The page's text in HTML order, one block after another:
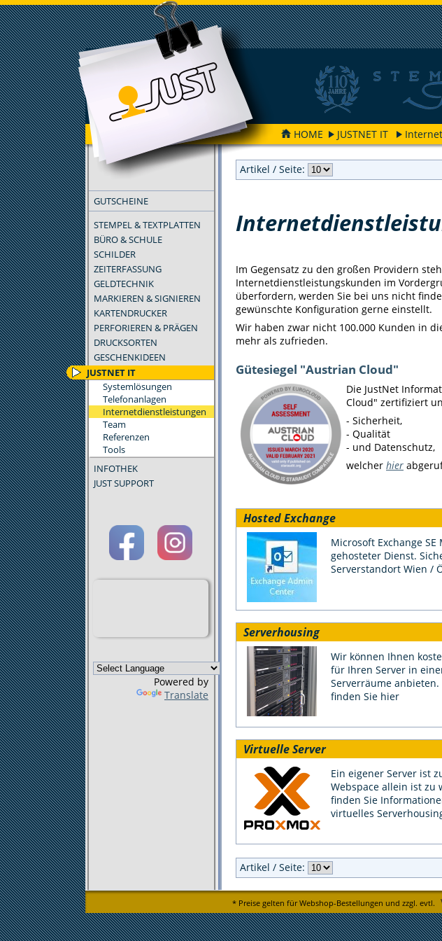
HOME JUSTNET IT
GUTSCHEINE
STEMPEL & TEXTPLATTEN
BÜRO & SCHULE
SCHILDER
ZEITERFASSUNG
GELDTECHNIK
MARKIEREN & SIGNIEREN
KARTENDRUCKER
PERFORIEREN & PRÄGEN
DRUCKSORTEN
GESCHENKIDEEN
JUSTNET IT
Systemlösungen
Telefonanlagen
Internetdienstleistungen
Team
Referenzen
Tools
INFOTHEK
JUST SUPPORT
Powered by
Translate
FILTER Artikel / Seite:
Im Gegensatz zu den großen Providern
Internetdienstleistungskunden im
überfordern, werden Sie bei uns nicht
gewünschte Konfiguration gerne einstellt.
Wir haben zwar nicht 100.000 Kunden in
mehr als zufrieden.
Gütesiegel "Austrian Cloud"
Die JustNet
Cloud" zertifiziert
- Sicherheit,
- Qualität
- und Datenschutz,
welcher hier
Hosted Exchange
Microsoft Exchange SE
gehosteter Dienst.
Serverstandort Wien /
Serverhousing
Wir können Ihnen
für Ihren Server in
Serverräume
finden Sie hier
Virtuelle Server
Ein eigener Server ist
Webspace allein ist zu
finden Sie
virtuelles
Artikel / Seite:
* Preise gelten für Webshop-Bestellungen und zzgl. evtl.